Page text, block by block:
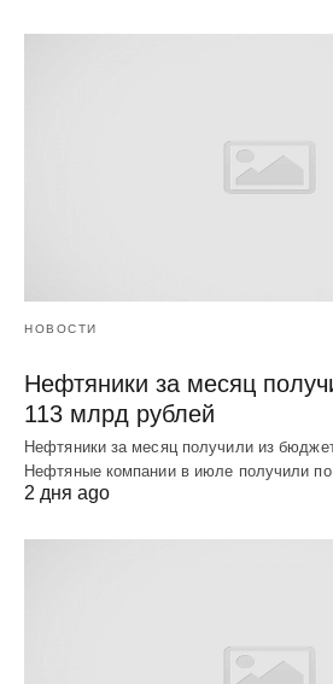
НОВОСТИ
Нефтяники за месяц
113 млрд рублей
Нефтяники за месяц получили из
Нефтяные компании в июле получили
2 дня ago